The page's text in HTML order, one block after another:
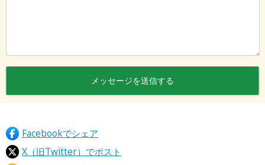
Facebookでシェア
X（旧Twitter）でポスト